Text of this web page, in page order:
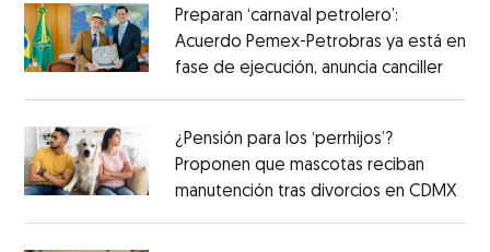
Preparan ‘carnaval petrolero’:
Acuerdo Pemex-Petrobras ya está en
fase de ejecución, anuncia canciller
¿Pensión para los ‘perrhijos’?
Proponen que mascotas reciban
manutención tras divorcios en CDMX